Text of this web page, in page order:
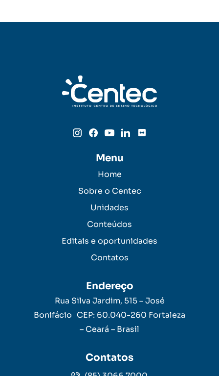
Menu
Home
Sobre o Centec
Unidades
Conteúdos
Editais e oportunidades
Contatos
Endereço
Rua Silva Jardim, 515 – José
Bonifácio CEP: 60.040-260 Fortaleza
– Ceará – Brasil
Contatos